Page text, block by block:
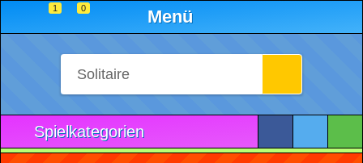
1 0 Menü
Spielkategorien